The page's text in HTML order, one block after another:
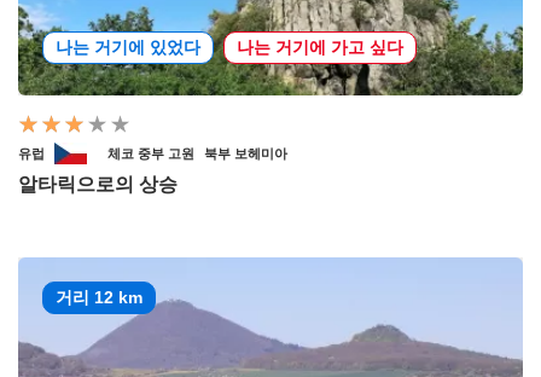
나는 거기에 있었다 나는 거기에 가고 싶다
유럽 체코 중부 고원 북부 보헤미아
알타릭으로의 상승
거리 12 km